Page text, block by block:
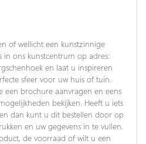
of wellicht een kunstzinnige
in ons kunstcentrum op adres:
en laat u inspireren
sfeer voor uw huis of tuin.
een brochure aanvragen en eens
bekijken. Heeft u iets
dan kunt u dit bestellen door op
en uw gegevens in te vullen.
de voorraad of wilt u een